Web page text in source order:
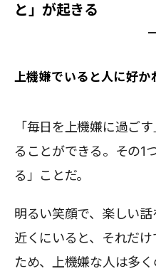
と」が起きる
上機嫌でいると人に好か
「毎日を上機嫌に過ご
ることができる。その1
る」ことだ。
明るい笑顔で、楽しい
近くにいると、それだ
ため、上機嫌な人は多く